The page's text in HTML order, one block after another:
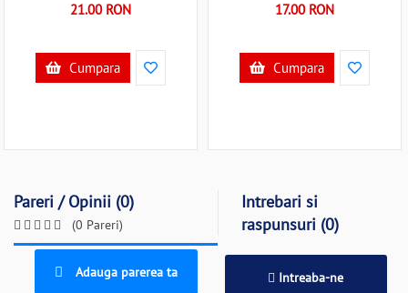
21.00 RON
Cumpara
17.00 RON
Cumpara
Pareri / Opinii (0)
(0 Pareri)
Intrebari si
raspunsuri (0)
Adauga parerea ta Intreaba-ne